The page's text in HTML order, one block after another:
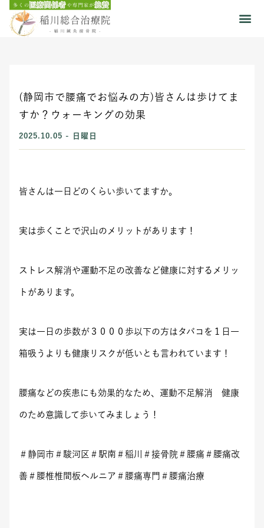
(静岡市で腰痛でお悩みの方)皆さんは歩けてま
すか？ウォーキングの効果
2025.10.05 - 日曜日
皆さんは一日どのくらい歩いてますか。
実は歩くことで沢山のメリットがあります！
ストレス解消や運動不足の改善など健康に対するメリッ
トがあります。
実は一日の歩数が３０００歩以下の方はタバコを１日一
箱吸うよりも健康リスクが低いとも言われています！
腰痛などの疾患にも効果的なため、運動不足解消 健康
のため意識して歩いてみましょう！
＃静岡市＃駿河区＃駅南＃稲川＃接骨院＃腰痛＃腰痛改
善＃腰椎椎間板ヘルニア＃腰痛専門＃腰痛治療